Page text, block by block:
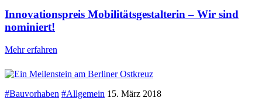
Innovationspreis Mobilitätsgestalterin – Wir sind
nominiert!
Mehr erfahren
#Bauvorhaben #Allgemein 15. März 2018